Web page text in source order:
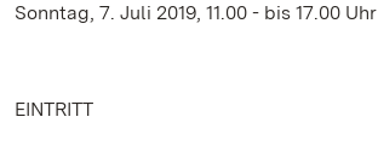
Sonntag, 7. Juli 2019, 11.00 - bis 17.00 Uhr
EINTRITT